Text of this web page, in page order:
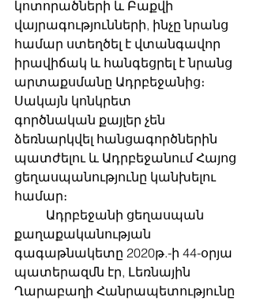
կոտորածների և Բաքվի
վայրագությունների, ինչը նրանց
համար ստեղծել է վտանգավոր
իրավիճակ և հանգեցրել է նրանց
արտաքսմանը Ադրբեջանից։
Սակայն կոնկրետ
գործնական քայլեր չեն
ձեռնարկվել հանցագործներին
պատժելու և Ադրբեջանում Հայոց
ցեղասպանությունը կանխելու
համար։
քաղաքականության
գագաթնակետը 2020թ.-ի 44-օրյա
պատերազմն էր, Լեռնային
Ղարաբաղի Հանրապետությունը